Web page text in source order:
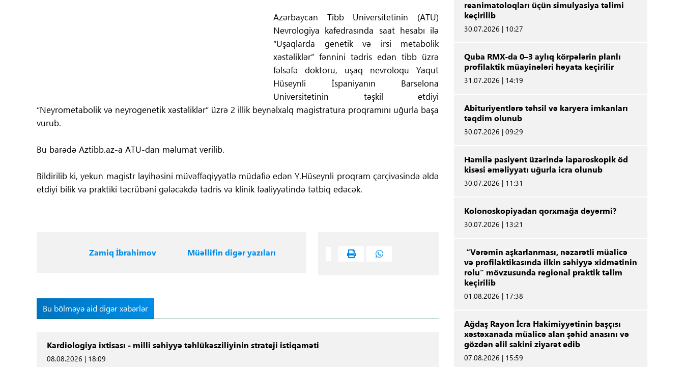
Azərbaycan Tibb Universitetinin (ATU)
Nevrologiya kafedrasında saat hesabı ilə
“Uşaqlarda genetik və irsi metabolik
xəstəliklər” fənnini tədris edən tibb üzrə
fəlsəfə doktoru, uşaq nevroloqu Yaqut
Hüseynli İspaniyanın Barselona
Universitetinin təşkil etdiyi
“Neyrometabolik və neyrogenetik xəstəliklər” üzrə 2 illik beynəlxalq magistratura proqramını uğurla başa
vurub.
Bu barədə Aztibb.az-a ATU-dan məlumat verilib.
Bildirilib ki, yekun magistr layihəsini müvəffəqiyyətlə müdafiə edən Y.Hüseynli proqram çərçivəsində əldə
etdiyi bilik və praktiki təcrübəni gələcəkdə tədris və klinik fəaliyyətində tətbiq edəcək.
Zamiq İbrahimov Müəllifin digər yazıları
Bu bölməyə aid digər xəbərlər
Kardiologiya ixtisası - milli səhiyyə təhlükəsziliyinin strateji istiqaməti
08.08.2026 | 18:09
reanimatoloqları üçün simulyasiya təlimi
keçirilib
30.07.2026 | 10:27
Quba RMX-da 0–3 aylıq körpələrin planlı
profilaktik müayinələri həyata keçirilir
31.07.2026 | 14:19
Abituriyentlərə təhsil və karyera imkanları
təqdim olunub
30.07.2026 | 09:29
Hamilə pasiyent üzərində laparoskopik öd
kisəsi əməliyyatı uğurla icra olunub
30.07.2026 | 11:31
Kolonoskopiyadan qorxmağa dəyərmi?
30.07.2026 | 13:21
“Vərəmin aşkarlanması, nəzarətli müalicə
və profilaktikasında ilkin səhiyyə xidmətinin
rolu” mövzusunda regional praktik təlim
keçirilib
01.08.2026 | 17:38
Ağdaş Rayon İcra Hakimiyyətinin başçısı
xəstəxanada müalicə alan şəhid anasını və
gözdən əlil sakini ziyarət edib
07.08.2026 | 15:59
Tibbi maarifləndirmə
Mühüm hadisələr
COVID-19